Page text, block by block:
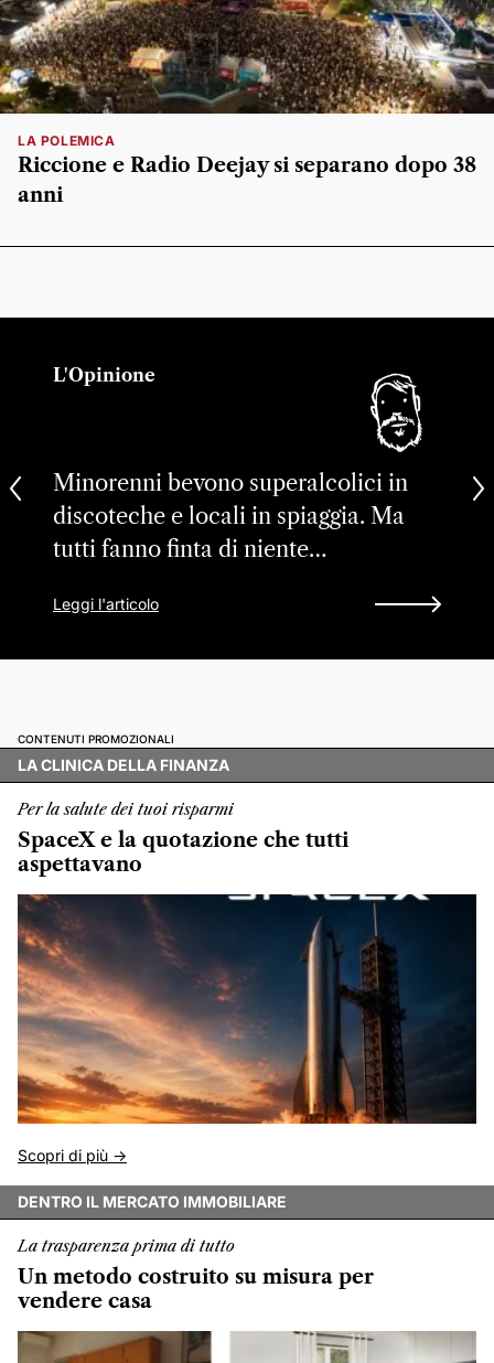
LA POLEMICA
Riccione e Radio Deejay si separano dopo 38
anni
L'Opinione
Minorenni bevono superalcolici in
discoteche e locali in spiaggia. Ma
tutti fanno finta di niente…
Leggi l'articolo
CONTENUTI PROMOZIONALI
LA CLINICA DELLA FINANZA
Per la salute dei tuoi risparmi
SpaceX e la quotazione che tutti
aspettavano
Scopri di più ->
DENTRO IL MERCATO IMMOBILIARE
La trasparenza prima di tutto
Un metodo costruito su misura per
vendere casa